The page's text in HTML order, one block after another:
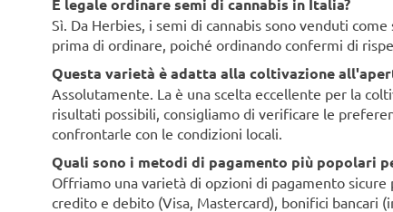
È legale ordinare semi di cannabis in Italia?
Sì. Da Herbies, i semi di cannabis sono venduti
prima di ordinare, poiché ordinando confermi di
Questa varietà è adatta alla coltivazione
Assolutamente. La è una scelta eccellente per la
risultati possibili, consigliamo di verificare le
confrontarle con le condizioni locali.
Quali sono i metodi di pagamento più popolari
Offriamo una varietà di opzioni di pagamento
credito e debito (Visa, Mastercard), bonifici bancari